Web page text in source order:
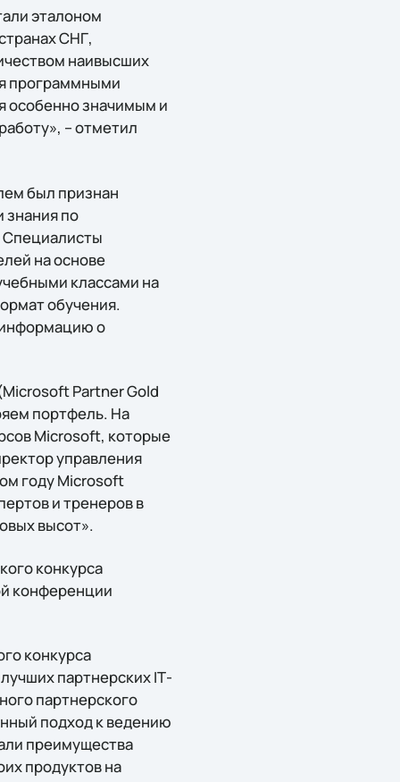
эталоном
СНГ,
наивысших
программными
особенно значимым и
– отметил
был признан
знания по
Специалисты
на основе
классами на
обучения.
информацию о
Partner Gold
портфель. На
Microsoft, которые
управления
году Microsoft
и тренеров в
высот».
конкурса
конференции
конкурса
партнерских IТ-
партнерского
подход к ведению
преимущества
продуктов на